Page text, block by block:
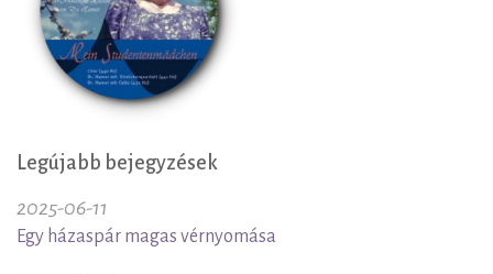
Legújabb bejegyzések
Egy házaspár magas vérnyomása
2025-06-11